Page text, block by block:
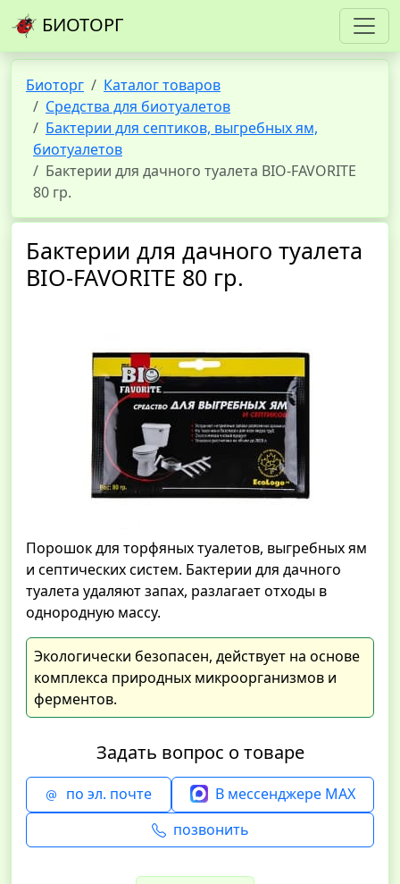
БИОТОРГ
Биоторг
Каталог товаров
Средства для биотуалетов
Бактерии для септиков, выгребных ям,
биотуалетов
Бактерии для дачного туалета BIO-FAVORITE
80 гр.
Бактерии для дачного туалета
BIO-FAVORITE 80 гр.
Порошок для торфяных туалетов, выгребных ям
и септических систем. Бактерии для дачного
туалета удаляют запах, разлагает отходы в
однородную массу.
Экологически безопасен, действует на основе
комплекса природных микроорганизмов и
ферментов.
Задать вопрос о товаре
по эл. почте
В мессенджере MAX
позвонить